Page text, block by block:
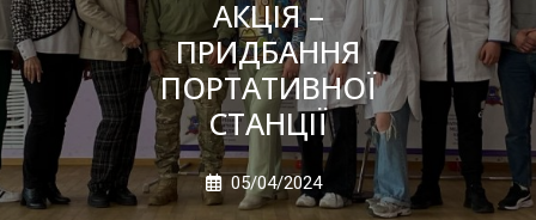
АКЦІЯ –
ПРИДБАННЯ
ПОРТАТИВНОЇ
СТАНЦІЇ
05/04/2024